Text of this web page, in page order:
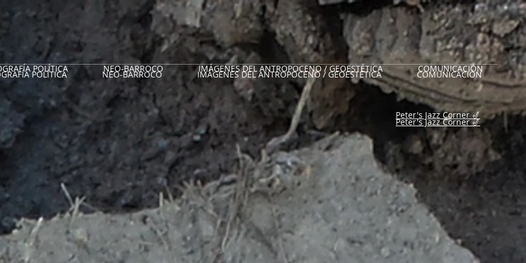
POLÍTICA NEO-BARROCO IMÁGENES DEL ANTROPOCENO / GEOESTÉTICA COMUNICACIÓN
Peter's Jazz Corner 🎷
POLÍTICA NEO-BARROCO IMÁGENES DEL ANTROPOCENO / GEOESTÉTICA COMUNICACIÓN
Peter's Jazz Corner 🎷